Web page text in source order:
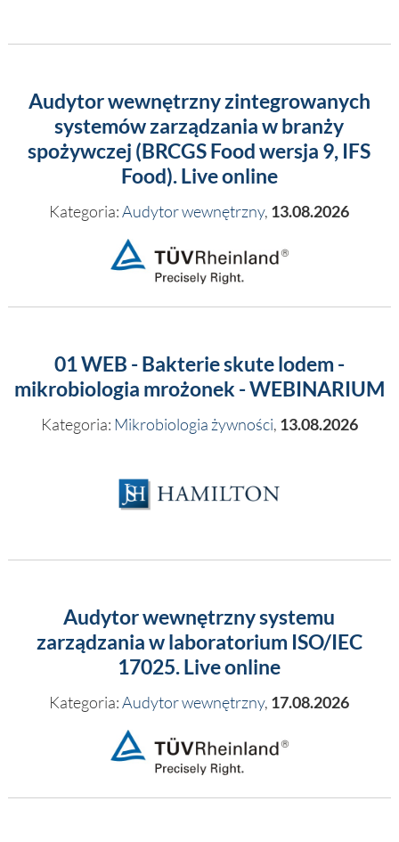
Audytor wewnętrzny zintegrowanych
systemów zarządzania w branży
spożywczej (BRCGS Food wersja 9, IFS
Food). Live online
Kategoria:Audytor wewnętrzny, 13.08.2026
01 WEB - Bakterie skute lodem -
mikrobiologia mrożonek - WEBINARIUM
Kategoria: Mikrobiologia żywności, 13.08.2026
Audytor wewnętrzny systemu
zarządzania w laboratorium ISO/IEC
17025. Live online
Kategoria:Audytor wewnętrzny, 17.08.2026